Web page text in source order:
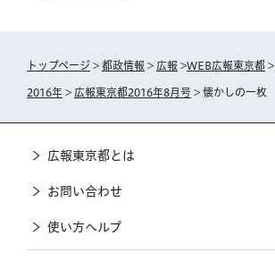
トップページ > 都政情報 > 広報 >WEB広報東京都 >
2016年 > 広報東京都2016年8月号 > 懐かしの一枚
広報東京都とは
お問い合わせ
使い方ヘルプ